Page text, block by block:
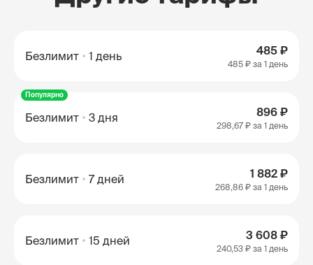
Безлимит 1 день 485 ₽
485 ₽ за 1 день
Популярно
Безлимит 3 дня 896 ₽
298,67 ₽ за 1 день
Безлимит 7 дней 1 882 ₽
268,86 ₽ за 1 день
Безлимит 15 дней 3 608 ₽
240,53 ₽ за 1 день